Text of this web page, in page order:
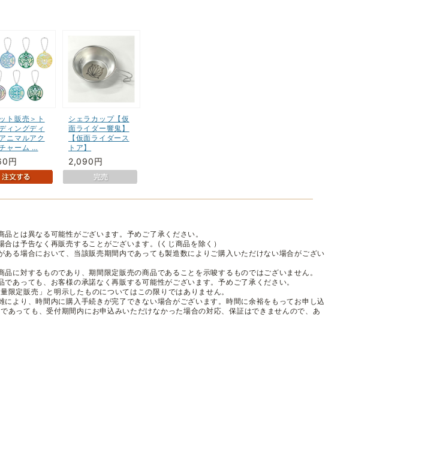
ト販売＞ト
ィングディ
ニマルアク
ャーム …
円
シェラカップ【仮
面ライダー響鬼】
【仮面ライダース
トア】
2,090円
とは異なる可能性がございます。予めご了承ください。
は予告なく再販売することがございます。(くじ商品を除く）
ある場合において、当該販売期間内であっても製造数によりご購入いただけない場合がござい
に対するものであり、期間限定販売の商品であることを示唆するものではございません。
あっても、お客様の承諾なく再販する可能性がございます。予めご了承ください。
限定販売」と明示したものについてはこの限りではありません。
により、時間内に購入手続きが完了できない場合がございます。時間に余裕をもってお申し込
あっても、受付期間内にお申込みいただけなかった場合の対応、保証はできませんので、あ